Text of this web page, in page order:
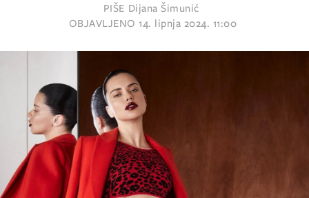
PIŠE Dijana Šimunić
OBJAVLJENO14. lipnja 2024. 11:00